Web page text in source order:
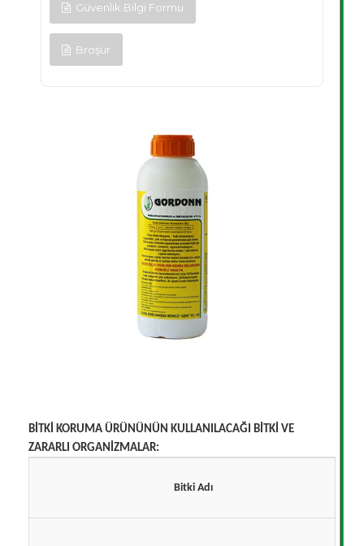
Güvenlik Bilgi Formu
Broşür
BİTKİ KORUMA ÜRÜNÜNÜN KULLANILACAĞI BİTKİ VE
ZARARLI ORGANİZMALAR:
Bitki Adı